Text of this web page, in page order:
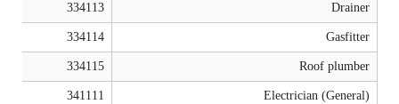
Drainer
334113
Gasfitter
334114
Roof plumber
334115
Electrician (General)
341111